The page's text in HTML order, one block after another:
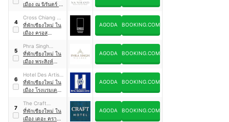
Boutique Resort
เมือง ณ นิรันดร์ โร
สอร์ต
4
Cross Chiang Mai
Riverside
ที่พักเชียงใหม่ ใน
เมือง ครอส
ไซด์
AGODA BOOKING.COM
5
Phra Singh
Village
ที่พักเชียงใหม่ ใน
เมือง พระสิงห์
AGODA BOOKING.COM
6
Hotel Des Artists
Ping Silhouette
ที่พักเชียงใหม่ ใน
เมือง โรงแรมเด
เอต
AGODA BOOKING.COM
7
The Craft
Nimman
ที่พักเชียงใหม่ ใน
เมือง เดอะ คราฟต์
AGODA BOOKING.COM